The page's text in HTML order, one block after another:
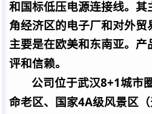
和国标低压电源连接线。其
角经济区的电子厂和对外
主要是在欧美和东南亚。
评和信赖。
公司位于武汉8+1城市
命老区、 国家4A级风景区（